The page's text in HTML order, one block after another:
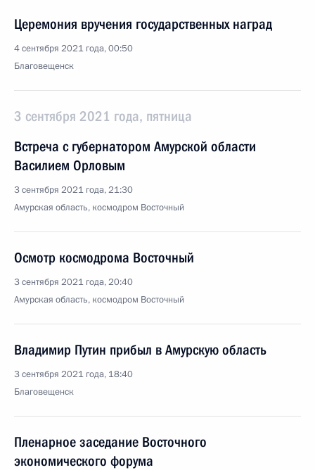
Церемония вручения государственных наград
4 сентября 2021 года, 00:50
Благовещенск
3 сентября 2021 года, пятница
Встреча с губернатором Амурской области
Василием Орловым
3 сентября 2021 года, 21:30
Амурская область, космодром Восточный
Осмотр космодрома Восточный
3 сентября 2021 года, 20:40
Амурская область, космодром Восточный
Владимир Путин прибыл в Амурскую область
3 сентября 2021 года, 18:40
Благовещенск
Пленарное заседание Восточного
экономического форума